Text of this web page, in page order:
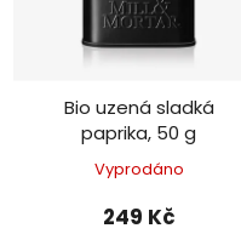
Bio uzená sladká
paprika, 50 g
Vyprodáno
249 Kč